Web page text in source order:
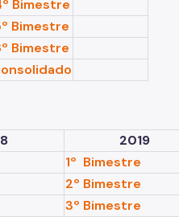
Bimestre
Bimestre
Bimestre
2019
1º Bimestre
2º Bimestre
3º Bimestre